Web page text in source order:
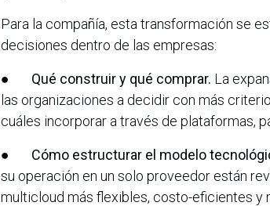
Para la compañía, esta transformación se
decisiones dentro de las empresas:
● Qué construir y qué comprar. La
las organizaciones a decidir con más
cuáles incorporar a través de plataformas,
● Cómo estructurar el modelo
su operación en un solo proveedor están
multicloud más flexibles, costo-eficientes y